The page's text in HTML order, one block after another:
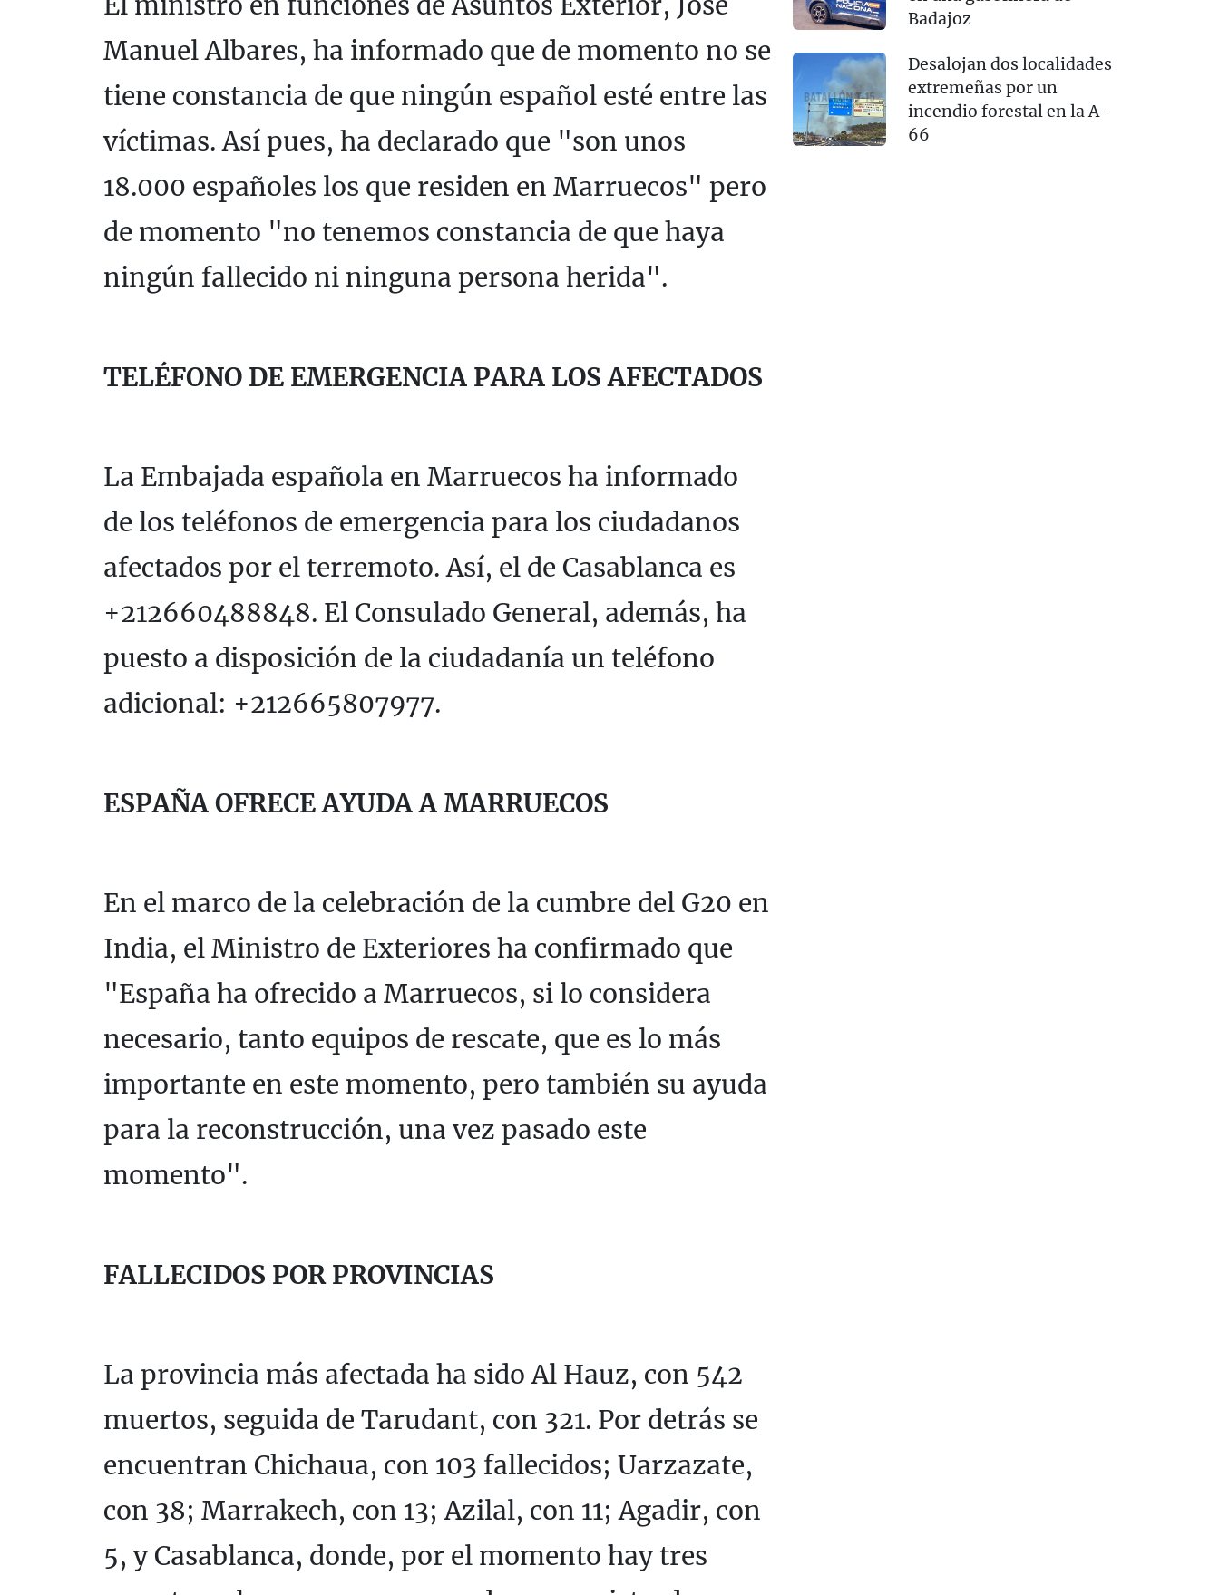
Manuel Albares, ha informado que de momento no se
tiene constancia de que ningún español esté entre las
víctimas. Así pues, ha declarado que "son unos
18.000 españoles los que residen en Marruecos" pero
de momento "no tenemos constancia de que haya
ningún fallecido ni ninguna persona herida".
TELÉFONO DE EMERGENCIA PARA LOS AFECTADOS
La Embajada española en Marruecos ha informado
de los teléfonos de emergencia para los ciudadanos
afectados por el terremoto. Así, el de Casablanca es
+212660488848. El Consulado General, además, ha
puesto a disposición de la ciudadanía un teléfono
adicional: +212665807977.
ESPAÑA OFRECE AYUDA A MARRUECOS
En el marco de la celebración de la cumbre del G20 en
India, el Ministro de Exteriores ha confirmado que
"España ha ofrecido a Marruecos, si lo considera
necesario, tanto equipos de rescate, que es lo más
importante en este momento, pero también su ayuda
para la reconstrucción, una vez pasado este
momento".
FALLECIDOS POR PROVINCIAS
La provincia más afectada ha sido Al Hauz, con 542
muertos, seguida de Tarudant, con 321. Por detrás se
encuentran Chichaua, con 103 fallecidos; Uarzazate,
con 38; Marrakech, con 13; Azilal, con 11; Agadir, con
5, y Casablanca, donde, por el momento hay tres
Badajoz
Desalojan dos localidades
extremeñas por un
incendio forestal en la A-
66